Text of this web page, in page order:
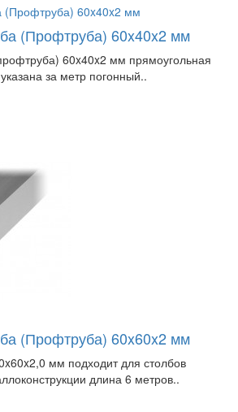
(Профтруба) 60x40x2 мм
60x40x2 мм прямоугольная
за метр погонный..
(Профтруба) 60x60x2 мм
мм подходит для столбов
длина 6 метров..